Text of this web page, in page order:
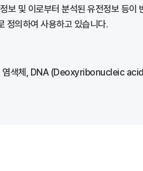
보 및 이로부터 분석된 유전정보 등이
정의하여 사용하고 있습니다.
장, 염색체, DNA (Deoxyribonucleic